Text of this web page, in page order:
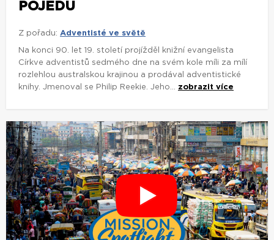
POJEDU
Z pořadu: Adventisté ve světě
Na konci 90. let 19. století projížděl knižní evangelista
Církve adventistů sedmého dne na svém kole míli za mílí
rozlehlou australskou krajinou a prodával adventistické
knihy. Jmenoval se Philip Reekie. Jeho... zobrazit více